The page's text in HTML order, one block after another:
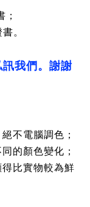
。
我們。謝謝
不電腦調色；
的顏色變化；
比實物較為鮮